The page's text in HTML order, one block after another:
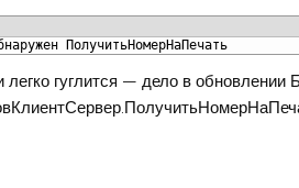
ПолучитьНомерНаПечать
легко гуглится — дело в